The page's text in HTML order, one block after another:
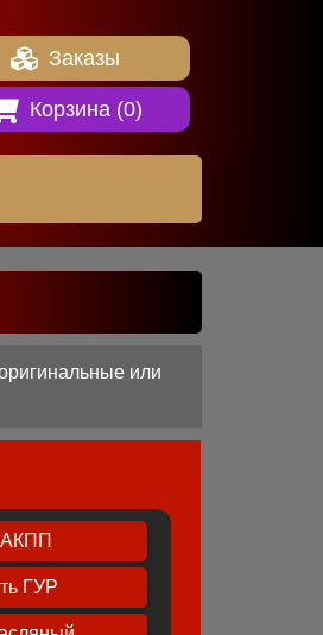
Заказы
Корзина (0)
или
ГУР